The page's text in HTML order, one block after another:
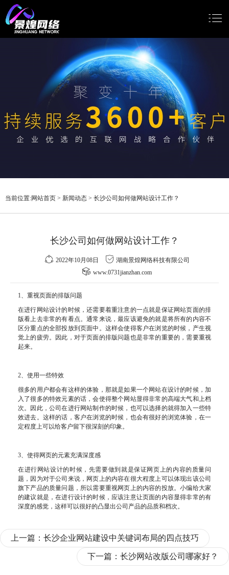
小程序开发
Google推广
关于我们
当前位置:网站首页 > 新闻动态 > 长沙公司如何做网站设计工作？
长沙公司如何做网站设计工作？
2022年10月08日
湖南景煌网络科技有限公司
www.0731jianzhan.com
1、重视页面的排版问题
在进行网站设计的时候，还需要着重注意的一点就是保证网站页面的排
版看上去非常的有看点。通常来说，最应该避免的就是将所有的内容不
区分重点的全部投放到页面中。这样会使得客户在浏览的时候，产生视
觉上的疲劳。因此，对于页面的排版问题也是非常的重要的，需要重视
起来。
2、使用一些特效
很多的用户都会有这样的体验，那就是如果一个网站在设计的时候，加
入了很多的特效元素的话，会使得整个网站显得非常的高端大气和上档
次。因此，公司在进行网站制作的时候，也可以选择的就得加入一些特
效进去。这样的话，客户在浏览的时候，也会有很好的浏览体验，在一
定程度上可以给客户留下很深刻的印象。
3、使得网页的元素充满深度感
在进行网站设计的时候，先需要做到就是保证网页上的内容的质量问
题，因为对于公司来说，网页上的内容在很大程度上可以体现出该公司
旗下产品的质量问题，所以需要重视网页上的内容的投放。小编给大家
的建议就是，在进行设计的时候，应该注意让页面的内容显得非常的有
深度的感觉，这样可以很好的凸显出公司产品的品质和档次。
上一篇： 长沙企业网站建设中关键词布局的四点技巧
下一篇： 长沙网站改版公司哪家好？